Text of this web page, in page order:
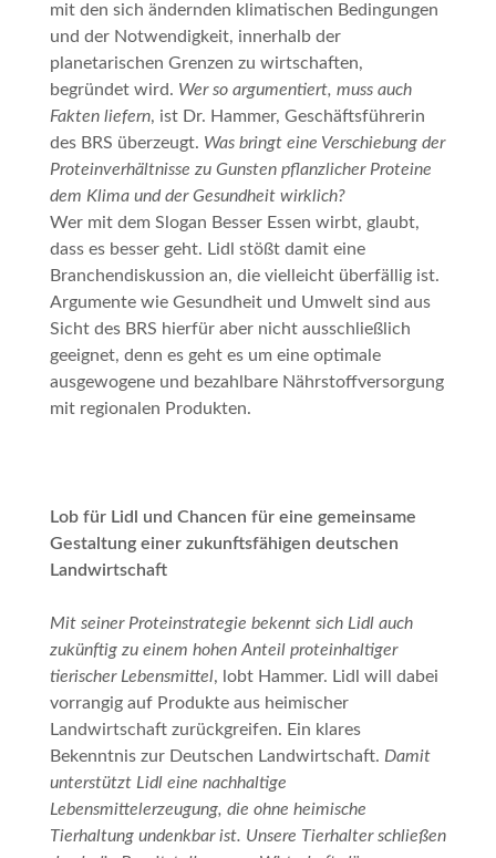
mit den sich ändernden klimatischen Bedingungen
und der Notwendigkeit, innerhalb der
planetarischen Grenzen zu wirtschaften,
begründet wird. Wer so argumentiert, muss auch
Fakten liefern, ist Dr. Hammer, Geschäftsführerin
des BRS überzeugt. Was bringt eine Verschiebung der
Proteinverhältnisse zu Gunsten pflanzlicher Proteine
dem Klima und der Gesundheit wirklich?
Wer mit dem Slogan Besser Essen wirbt, glaubt,
dass es besser geht. Lidl stößt damit eine
Branchendiskussion an, die vielleicht überfällig ist.
Argumente wie Gesundheit und Umwelt sind aus
Sicht des BRS hierfür aber nicht ausschließlich
geeignet, denn es geht es um eine optimale
ausgewogene und bezahlbare Nährstoffversorgung
mit regionalen Produkten.
Lob für Lidl und Chancen für eine gemeinsame
Gestaltung einer zukunftsfähigen deutschen
Landwirtschaft
Mit seiner Proteinstrategie bekennt sich Lidl auch
zukünftig zu einem hohen Anteil proteinhaltiger
tierischer Lebensmittel, lobt Hammer. Lidl will dabei
vorrangig auf Produkte aus heimischer
Landwirtschaft zurückgreifen. Ein klares
Bekenntnis zur Deutschen Landwirtschaft. Damit
unterstützt Lidl eine nachhaltige
Lebensmittelerzeugung, die ohne heimische
Tierhaltung undenkbar ist. Unsere Tierhalter schließen